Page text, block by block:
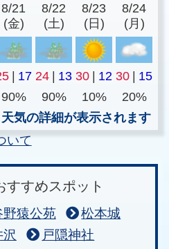
8/21
(金)
8/22
(土)
8/23
(日)
8/24
(月)
| 17 24 | 13 30 | 12 30 | 15
90% 90% 10%
20%
気の詳細が表示されます
いて
すすめスポット
野猿公苑
松本城
沢
戸隠神社